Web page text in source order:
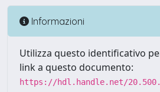
Informazioni
Utilizza questo identificativo
link a questo documento:
https://hdl.handle.net/